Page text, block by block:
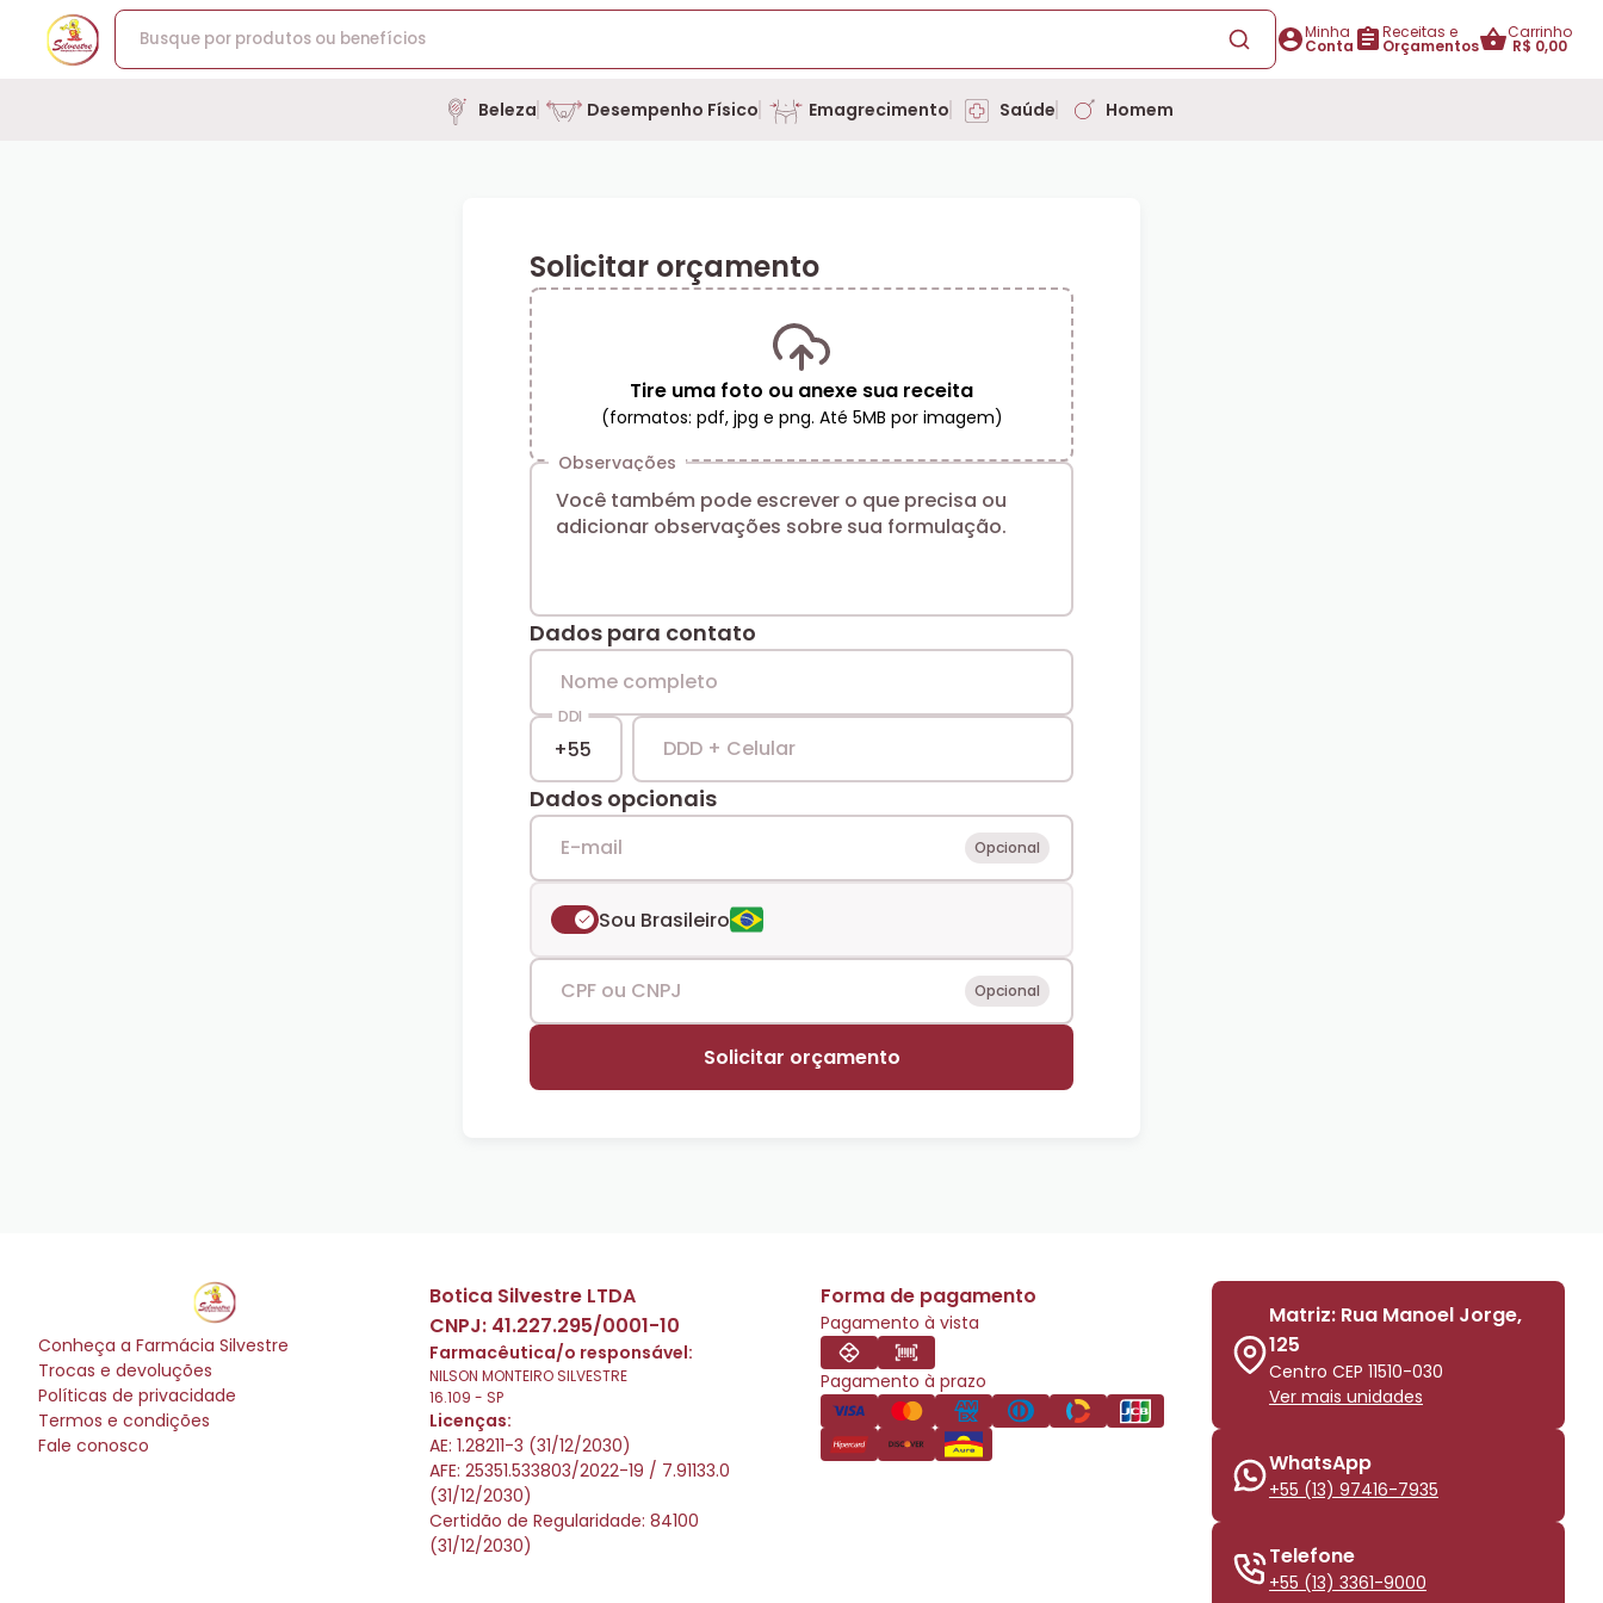
Minha
Conta
Receitas e
Orçamentos
Carrinho
R$ 0,00
Beleza Desempenho Físico Emagrecimento Saúde Homem
Solicitar orçamento
Tire uma foto ou anexe sua receita
(formatos: pdf, jpg e png. Até 5MB por imagem)
Observações
Dados para contato
Nome completo
DDI
DDD + Celular
Dados opcionais
E-mail Opcional
Sou Brasileiro
CPF ou CNPJ Opcional
Solicitar orçamento
Conheça a Farmácia Silvestre
Trocas e devoluções
Políticas de privacidade
Termos e condições
Fale conosco
Botica Silvestre LTDA
CNPJ: 41.227.295/0001-10
Farmacêutica/o responsável:
NILSON MONTEIRO SILVESTRE
16.109 - SP
Licenças:
AE: 1.28211-3 (31/12/2030)
AFE: 25351.533803/2022-19 / 7.91133.0
(31/12/2030)
Certidão de Regularidade: 84100
(31/12/2030)
Forma de pagamento
Pagamento à vista
Pagamento à prazo
Matriz: Rua Manoel Jorge,
125
Centro CEP 11510-030
Ver mais unidades
WhatsApp
+55 (13) 97416-7935
Telefone
+55 (13) 3361-9000